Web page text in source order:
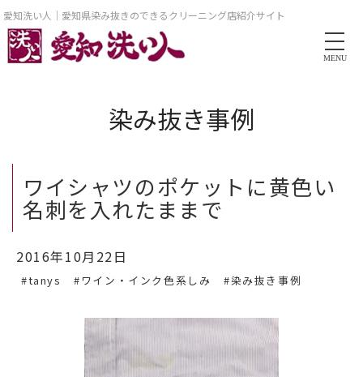
愛知洗い人｜愛知県染み抜きのできるクリーニング店紹介サイト
MENU
染み抜き事例
ワイシャツのポケットに黄色い
名刺を入れたままで
2016年10月22日
#tanys #ワイン・インク色系しみ #染み抜き事例